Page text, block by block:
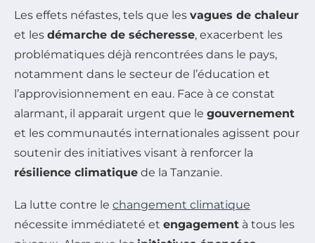
Les effets néfastes, tels que les vagues de chaleur
et les démarche de sécheresse, exacerbent les
problématiques déjà rencontrées dans le pays,
notamment dans le secteur de l’éducation et
l’approvisionnement en eau. Face à ce constat
alarmant, il apparait urgent que le gouvernement
et les communautés internationales agissent pour
soutenir des initiatives visant à renforcer la
résilience climatique de la Tanzanie.
La lutte contre le changement climatique
nécessite immédiateté et engagement à tous les